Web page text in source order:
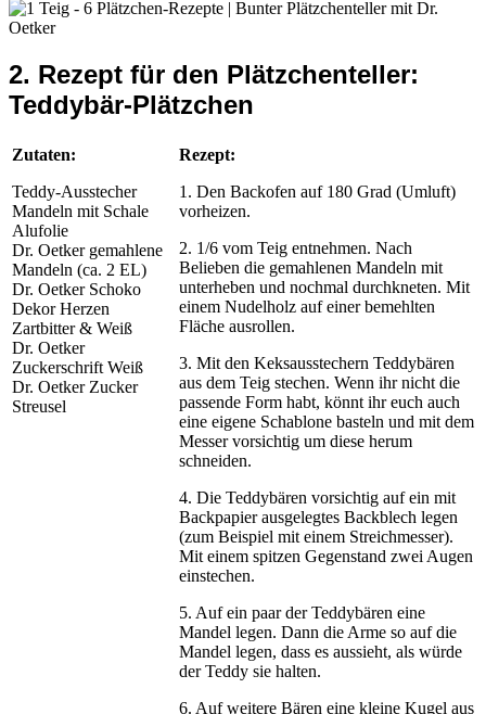
2. Rezept für den Plätzchenteller:
Teddybär-Plätzchen
Zutaten:
Teddy-Ausstecher
Mandeln mit Schale
Alufolie
Dr. Oetker gemahlene
Mandeln (ca. 2 EL)
Dr. Oetker Schoko
Dekor Herzen
Zartbitter & Weiß
Dr. Oetker
Zuckerschrift Weiß
Dr. Oetker Zucker
Streusel
Rezept:
1. Den Backofen auf 180 Grad (Umluft)
vorheizen.
2. 1/6 vom Teig entnehmen. Nach
Belieben die gemahlenen Mandeln mit
unterheben und nochmal durchkneten. Mit
einem Nudelholz auf einer bemehlten
Fläche ausrollen.
3. Mit den Keksausstechern Teddybären
aus dem Teig stechen. Wenn ihr nicht die
passende Form habt, könnt ihr euch auch
eine eigene Schablone basteln und mit dem
Messer vorsichtig um diese herum
schneiden.
4. Die Teddybären vorsichtig auf ein mit
Backpapier ausgelegtes Backblech legen
(zum Beispiel mit einem Streichmesser).
Mit einem spitzen Gegenstand zwei Augen
einstechen.
5. Auf ein paar der Teddybären eine
Mandel legen. Dann die Arme so auf die
Mandel legen, dass es aussieht, als würde
der Teddy sie halten.
6. Auf weitere Bären eine kleine Kugel aus